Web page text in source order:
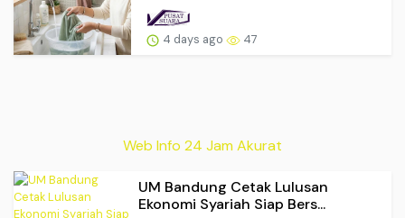
4 days ago 47
Web Info 24 Jam Akurat
UM Bandung Cetak Lulusan
Ekonomi Syariah Siap Bers...